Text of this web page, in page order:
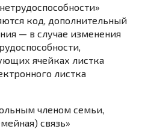
код, дополнительный
— в случае изменения
ячейках листка
листка
членом семьи,
связь»